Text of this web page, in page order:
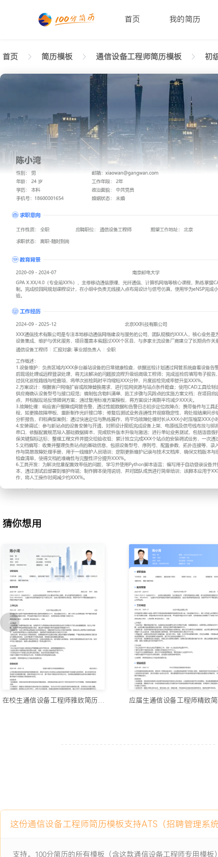
首页 我的简历
首页 简历模板 通信设备工程师简历模板 初
正在查看初级通信设备工程师高端简历模板文字版
陈小湾
性别: 男年龄: 26 婚姻状态: 未婚工作年限: 4年
邮箱: xiaowan@gangwan.com电话号码: 18600001654
求职意向
工作经历
2024-09
XXX通信技术有限公司是专注本地移动通信网络建设与服务的公司
核心业务是为运营商及政企客户提供通信设备集成、维护与优化服
XXX个区县，与多家主流设备厂商建立了长期合作关系。
通信设备工程师
工作概述：
1.设备维护：负责区域内XXX多台基站设备的日常健康检查，依据巡
查看设备告警与性能指标；识别异常参数后现场处理或远程登录处
按流程升级给高级工程师；完成巡检后填写电子报告，跟踪处理进
巡检路线与检查项，将单次巡检耗时平均缩短XXX分钟，月度巡检完
2.方案设计：根据客户网络扩容或故障替换需求，进行现网资源与站
CAD工具绘制设备布局与走线草图，与产品供应商确认设备型号与
料清单、施工步骤与风险点的实施方案文档；在项目启动会上向施
根据现场反馈微调方案；通过复用标准方案模板，将方案设计周期
3.故障处理：响应客户报障或网管告警，通过性能数据和告警日志初
告，归档典型案例；通过快速定位与熟练操作，将平均故障处理时
4.安装调试：参与新站点的设备安装与开通，对照设计图纸完成设备
线布放与绑扎；使用笔记本电脑连接设备串口，依据配置规范导入
件版本升级与激活；进行单站业务测试，包括语音拨打、数据业务
指标达标；整理工程文件并提交给验收组；累计独立完成XXX个站
次通过率达XXX%。
5.文档编写：收集并整理负责站点的基础信息，包括设备型号、序列
连接等，录入资产管理系统；编写设备操作与简易故障处理手册，
训；定期更新维护记录与技术文档库，确保文档版本与现网一致；
清单，使得文档的准确性与完整性评分提升XXX%。
6.工具开发：为解决批量配置效率低的问题，学习并使用Python脚
登录设备并执行基础配置检查与修改的脚本，通过测试后部署到维
说明，并对团队成员进行简单培训；该脚本应用于XXX台设备的基
工操作时间减少约XXX%。
5.编写及更新技术文档XXX份，文档查阅次数累计超过XXX次，有效
6.开发并推广X个实用运维脚本，将特定场景下的操作效率提升约
主动离职，希望有更多的工作挑战和涨薪机会。
猜你想用
这份通信设备工程师简历模板支持ATS（招聘管理系
支持。100分简历的所有模板（含这款通信设备工程师专用模